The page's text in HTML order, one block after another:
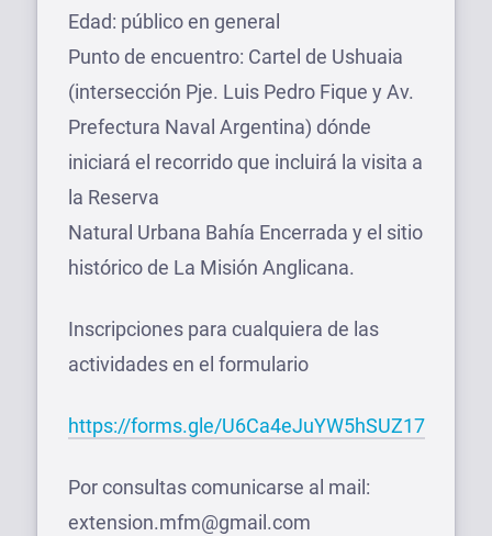
Edad: público en general
Punto de encuentro: Cartel de Ushuaia
(intersección Pje. Luis Pedro Fique y Av.
Prefectura Naval Argentina) dónde
iniciará el recorrido que incluirá la visita a
la Reserva
Natural Urbana Bahía Encerrada y el sitio
histórico de La Misión Anglicana.
Inscripciones para cualquiera de las
actividades en el formulario
https://forms.gle/U6Ca4eJuYW5hSUZ17
Por consultas comunicarse al mail:
extension.mfm@gmail.com